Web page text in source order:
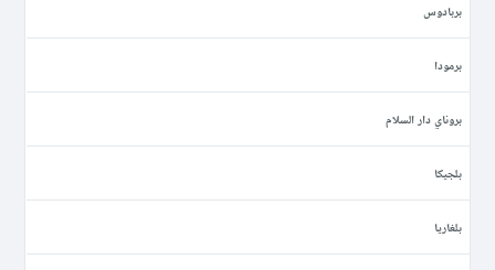
بربادوس
برمودا
بروناي دار السلام
بلجيكا
بلغاريا